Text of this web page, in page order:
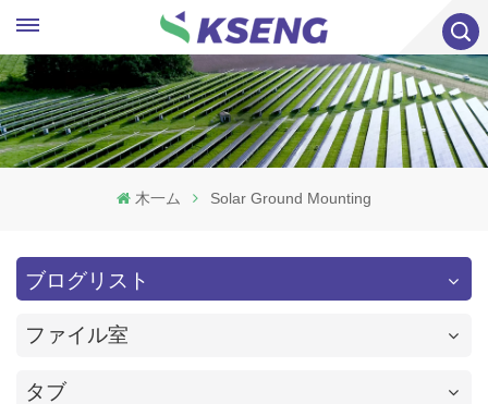
木一ム Solar Ground Mounting
ブログリスト
ファイル室
タブ